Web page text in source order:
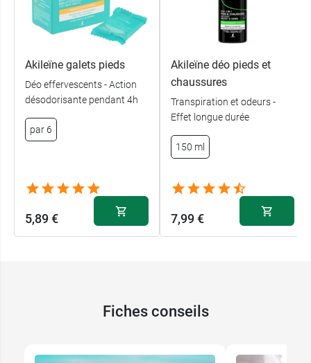
Akileïne galets pieds
Déo effervescents - Action
désodorisante pendant 4h
par 6
5,89 €
Akileïne déo pieds et
chaussures
Transpiration et odeurs -
Effet longue durée
150 ml
7,99 €
Fiches conseils